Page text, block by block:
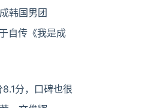
韩国男团
自传《我是成
分，口碑也很